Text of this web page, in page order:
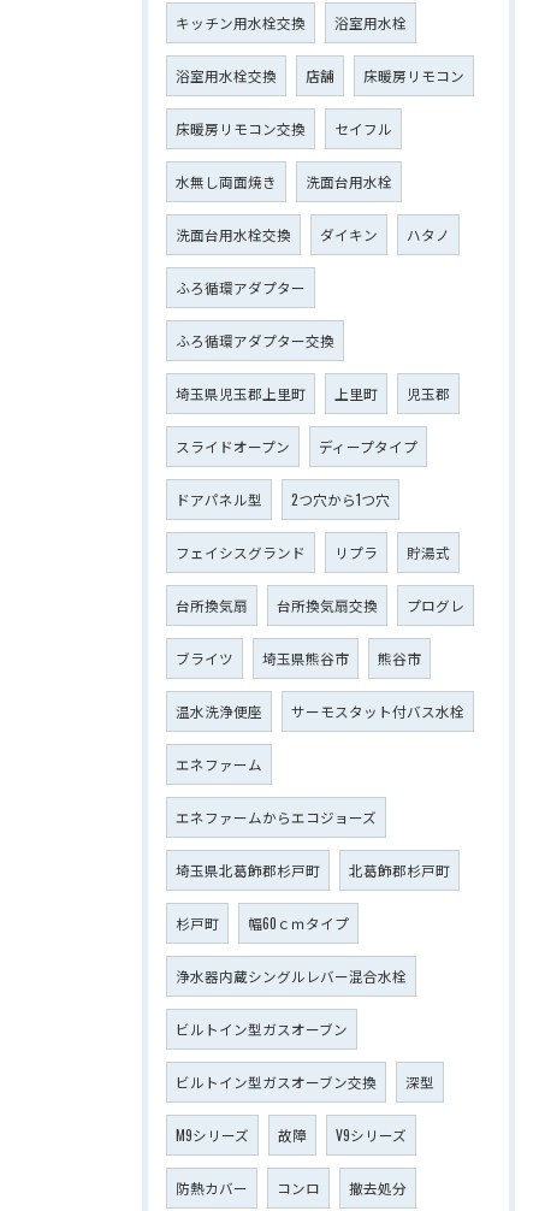
キッチン用水栓交換 浴室用水栓
浴室用水栓交換 店舗 床暖房リモコン
床暖房リモコン交換 セイフル
水無し両面焼き 洗面台用水栓
洗面台用水栓交換 ダイキン ハタノ
ふろ循環アダプター
ふろ循環アダプター交換
埼玉県児玉郡上里町 上里町 児玉郡
スライドオープン ディープタイプ
ドアパネル型 2つ穴から1つ穴
フェイシスグランド リプラ 貯湯式
台所換気扇 台所換気扇交換 プログレ
ブライツ 埼玉県熊谷市 熊谷市
温水洗浄便座 サーモスタット付バス水栓
エネファーム
エネファームからエコジョーズ
埼玉県北葛飾郡杉戸町 北葛飾郡杉戸町
杉戸町 幅60ｃｍタイプ
浄水器内蔵シングルレバー混合水栓
ビルトイン型ガスオーブン
ビルトイン型ガスオーブン交換 深型
M9シリーズ 故障 V9シリーズ
防熱カバー コンロ 撤去処分